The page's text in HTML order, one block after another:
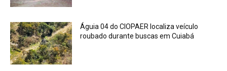
Águia 04 do CIOPAER localiza veículo
roubado durante buscas em Cuiabá